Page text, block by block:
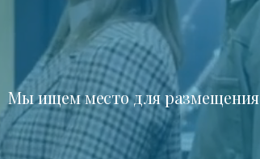
Мы ищем место для размещения